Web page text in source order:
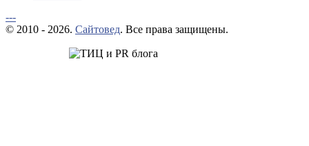
---
© 2010 - 2026. Сайтовед. Все права защищены.